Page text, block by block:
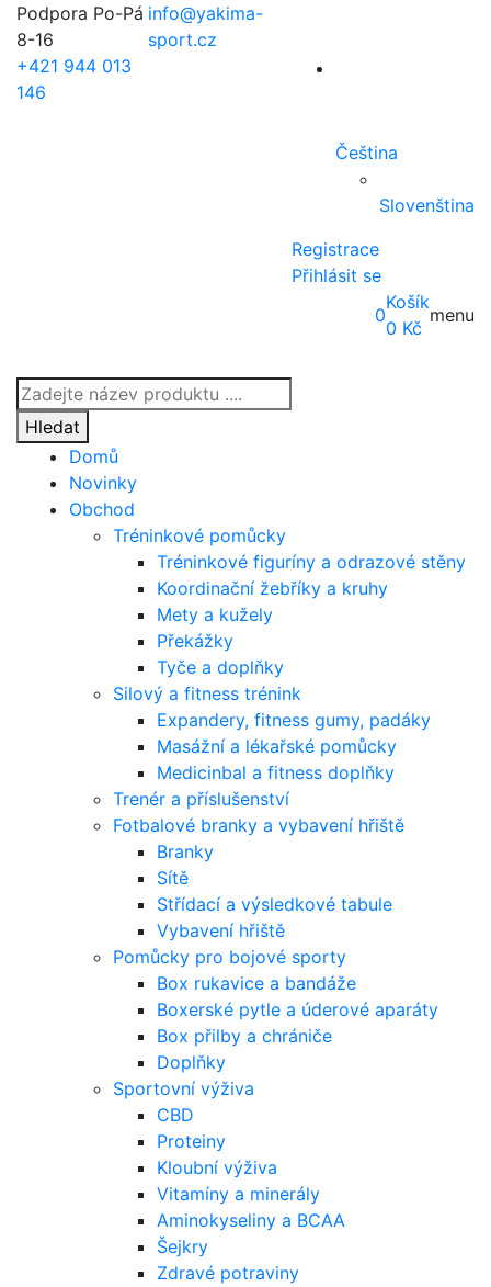
Podpora Po-Pá
8-16
+421 944 013
146
info@yakima-
sport.cz
Čeština
Slovenština
Registrace
Přihlásit se
Products
search
Hledat
0
Košík
0 Kč
menu
Domů
Novinky
Obchod
Tréninkové pomůcky
Tréninkové figuríny a odrazové stěny
Koordinační žebříky a kruhy
Mety a kužely
Překážky
Tyče a doplňky
Silový a fitness trénink
Expandery, fitness gumy, padáky
Masážní a lékařské pomůcky
Medicinbal a fitness doplňky
Trenér a příslušenství
Fotbalové branky a vybavení hřiště
Branky
Sítě
Střídací a výsledkové tabule
Vybavení hřiště
Pomůcky pro bojové sporty
Box rukavice a bandáže
Boxerské pytle a úderové aparáty
Box přilby a chrániče
Doplňky
Sportovní výživa
CBD
Proteiny
Kloubní výživa
Vitamíny a minerály
Aminokyseliny a BCAA
Šejkry
Zdravé potraviny